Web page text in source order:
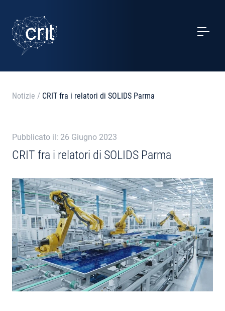
SERVIZI
CASI STUDIO
CHI SIAMO
CONTATTI
AREA RISERVATA
Notizie / CRIT fra i relatori di SOLIDS Parma
Pubblicato il: 26 Giugno 2023
CRIT fra i relatori di SOLIDS Parma